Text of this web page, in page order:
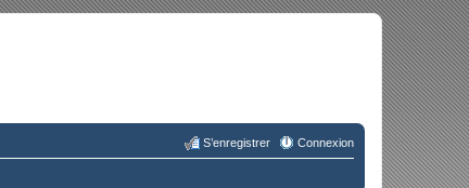
Connexion
S’enregistrer